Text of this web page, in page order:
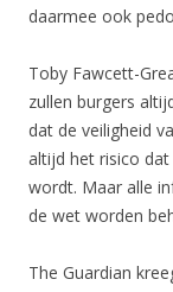
daarmee ook
Toby Fawcett-
zullen burgers
dat de veiligheid
altijd het risico
wordt. Maar alle
de wet worden
The Guardian